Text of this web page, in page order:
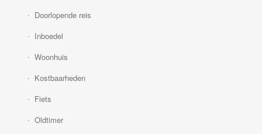
Doorlopende reis
Inboedel
Woonhuis
Kostbaarheden
Fiets
Oldtimer